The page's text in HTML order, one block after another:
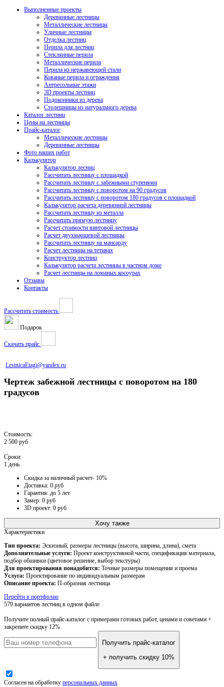
Выполненные проекты
Деревянные лестницы
Металлические лестницы
Уличные лестницы
Отделка лестниц
Перила для лестниц
Стеклянные перила
Металлические перила
Перила из нержавеющей стали
Кованые перила и ограждения
Антресольные этажи
3D проекты лестниц
Подоконники из дерева
Столешницы из натурального дерева
Каталог лестниц
Цены на лестницы
Прайс-каталог
Металлические лестницы
Деревянные лестницы
Фото наших работ
Калькулятор
Калькулятор лесниц
Рассчитать лестницу с площадкой
Рассчитать лестницу с забежными ступенями
Рассчитать лестницу с поворотом на 90 градусов
Рассчитать лестницу с поворотом 180 градусов с площадкой
Калькулятор расчета деревянной лестницы
Рассчитать лестницу из металла
Рассчитать прямую лестницу
Расчет стоимости винтовой лестницы
Расчет двухмаршевой лестницы
Рассчитать лестницу на мансарду
Расчет лестницы на тетивах
Конструктор лестниц
Калькулятор расчета лестницы в частном доме
Расчет лестницы на ломаных косоурах
Отзывы
Контакты
Рассчитать стоимость
Подарок
Скачать прайс
LestnicaEtagi@yandex.ru
Чертеж забежной лестницы с поворотом на 180
градусов
Стоимость:
2 500 руб
Сроки:
1 день
Скидка за наличный расчет- 10%
Доставка: 0 руб
Гарантия: до 5 лет
Замер: 0 руб
3D проект: 0 руб
Хочу также
Характеристики
Тип проекта: Эскизный, размеры лестницы (высота, ширина, длина), смета
Дополнительные услуги: Проект конструктивной части, спецификация материала,
подбор обшивки (цветовое решение, выбор текстуры)
Для проектирования понадобится: Точные размеры помещения и проема
Услуга: Проектирование по индивидуальным размерам
Описание проекта: П-образная лестница
Перейти в портфолио
579 вариантов лестниц в одном файле
Получите полный прайс-каталог с примерами готовых работ, ценами и советами +
закрепите скидку 12%
Получить прайс-каталог
+ получить скидку 10%
Согласен на обработку персональных данных